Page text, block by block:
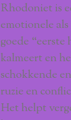
Rhodoniet is
emotionele
goede
kalmeert en
schokkende
ruzie en
Het helpt